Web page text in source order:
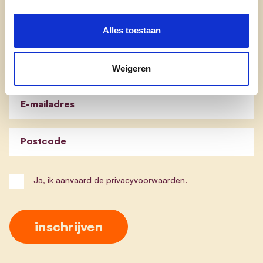
Alles toestaan
Weigeren
Nieuwsbrief cd&v Ieper
Blijf op de hoogte van de werking van cd&v Ieper.
Schrijf je in en ontvang onze nieuwsbrief.
E-mailadres
Postcode
Ja, ik aanvaard de privacyvoorwaarden.